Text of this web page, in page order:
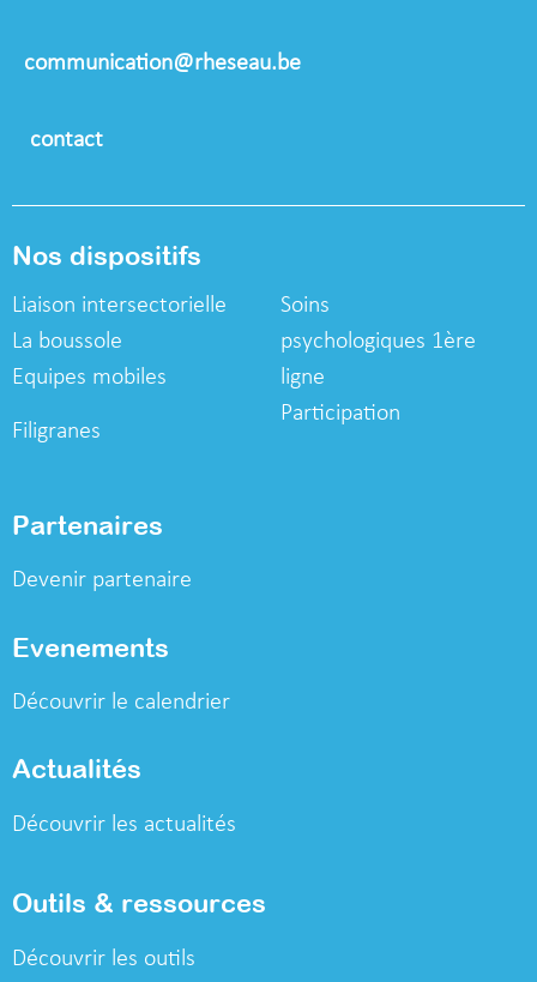
communication@rheseau.be
contact
Nos dispositifs
Liaison intersectorielle
La boussole
Equipes mobiles
Filigranes
Soins
psychologiques 1ère
ligne
Participation
Partenaires
Devenir partenaire
Evenements
Découvrir le calendrier
Actualités
Découvrir les actualités
Outils & ressources
Découvrir les outils